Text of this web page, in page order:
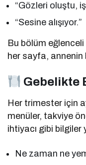
“Gözleri oluştu,
“Sesine alışıyor.”
Bu bölüm
her sayfa, annenin
Gebelikte
Her trimester için
menüler, takviye
ihtiyacı gibi bilgiler
Ne zaman ne